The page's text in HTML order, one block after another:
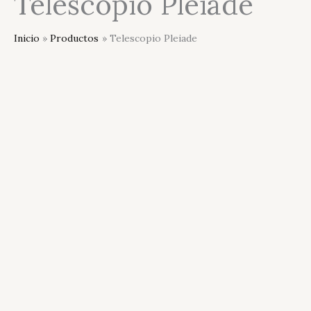
Inicio Productos Telescopio Pleiade